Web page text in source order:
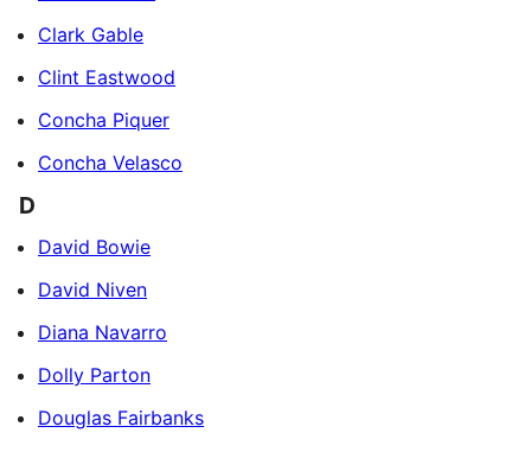
Clark Gable
Clint Eastwood
Concha Piquer
Concha Velasco
D
David Bowie
David Niven
Diana Navarro
Dolly Parton
Douglas Fairbanks